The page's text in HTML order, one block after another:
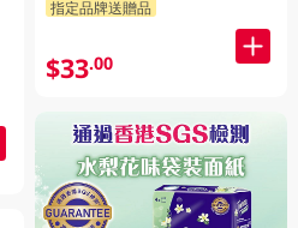
指定品牌送贈品
$33.00